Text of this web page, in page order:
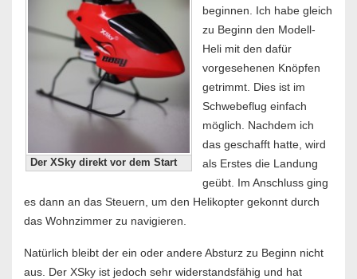
Der XSky direkt vor dem Start
beginnen. Ich habe gleich
zu Beginn den Modell-
Heli mit den dafür
vorgesehenen Knöpfen
getrimmt. Dies ist im
Schwebeflug einfach
möglich. Nachdem ich
das geschafft hatte, wird
als Erstes die Landung
geübt. Im Anschluss ging
es dann an das Steuern, um den Helikopter gekonnt durch
das Wohnzimmer zu navigieren.
Natürlich bleibt der ein oder andere Absturz zu Beginn nicht
aus. Der XSky ist jedoch sehr widerstandsfähig und hat